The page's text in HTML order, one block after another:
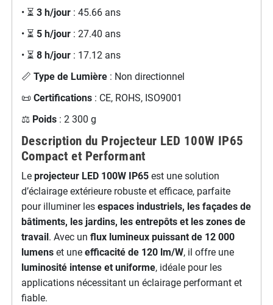
• ⏳ 3 h/jour: 45.66 ans
• ⏳ 5 h/jour: 27.40 ans
• ⏳ 8 h/jour: 17.12 ans
📏 Type de Lumière: Non directionnel
📜 Certifications: CE, ROHS, ISO9001
⚖️ Poids: 2 300 g
Description du Projecteur LED 100W IP65
Compact et Performant
Le projecteur LED 100W IP65est une solution
d’éclairage extérieure robuste et efficace, parfaite
pour illuminer les espaces industriels, les façades de
bâtiments, les jardins, les entrepôts et les zones de
travail. Avec un flux lumineux puissant de 12 000
lumenset une efficacité de 120 lm/W, il offre une
luminosité intense et uniforme, idéale pour les
applications nécessitant un éclairage performant et
fiable.